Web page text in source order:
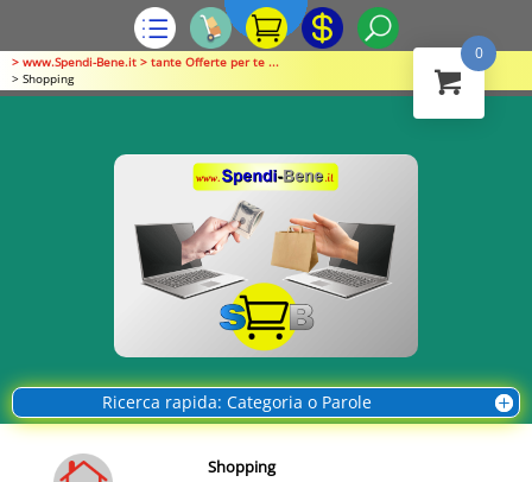
> www.Spendi-Bene.it > tante Offerte per te ...
> Shopping
Ricerca rapida: Categoria o Parole
Shopping
0